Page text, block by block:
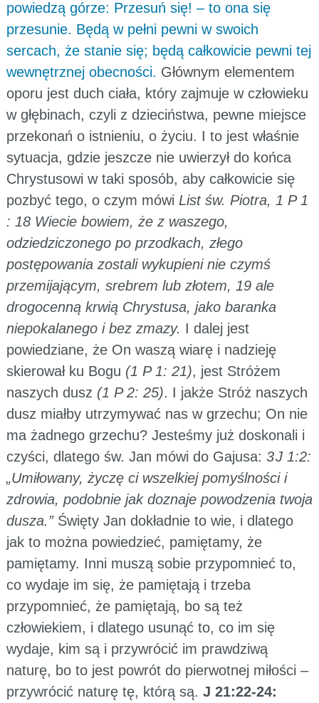
powiedzą górze: Przesuń się! – to ona się
przesunie. Będą w pełni pewni w swoich
sercach, że stanie się; będą całkowicie pewni tej
wewnętrznej obecności. Głównym elementem
oporu jest duch ciała, który zajmuje w człowieku
w głębinach, czyli z dzieciństwa, pewne miejsce
przekonań o istnieniu, o życiu. I to jest właśnie
sytuacja, gdzie jeszcze nie uwierzył do końca
Chrystusowi w taki sposób, aby całkowicie się
pozbyć tego, o czym mówi List św. Piotra, 1 P 1
: 18 Wiecie bowiem, że z waszego,
odziedziczonego po przodkach, złego
postępowania zostali wykupieni nie czymś
przemijającym, srebrem lub złotem, 19 ale
drogocenną krwią Chrystusa, jako baranka
niepokalanego i bez zmazy. I dalej jest
powiedziane, że On waszą wiarę i nadzieję
skierował ku Bogu (1 P 1: 21), jest Stróżem
naszych dusz (1 P 2: 25). I jakże Stróż naszych
dusz miałby utrzymywać nas w grzechu; On nie
ma żadnego grzechu? Jesteśmy już doskonali i
czyści, dlatego św. Jan mówi do Gajusa: 3 J 1:2:
„Umiłowany, życzę ci wszelkiej pomyślności i
zdrowia, podobnie jak doznaje powodzenia twoja
dusza.”Święty Jan dokładnie to wie, i dlatego
jak to można powiedzieć, pamiętamy, że
pamiętamy. Inni muszą sobie przypomnieć to,
co wydaje im się, że pamiętają i trzeba
przypomnieć, że pamiętają, bo są też
człowiekiem, i dlatego usunąć to, co im się
wydaje, kim są i przywrócić im prawdziwą
naturę, bo to jest powrót do pierwotnej miłości –
przywrócić naturę tę, którą są. J 21:22-24: